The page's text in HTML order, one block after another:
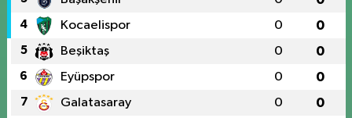
4 Kocaelispor 0 0
5 Beşiktaş 0 0
6 Eyüpspor 0 0
7 Galatasaray 0 0